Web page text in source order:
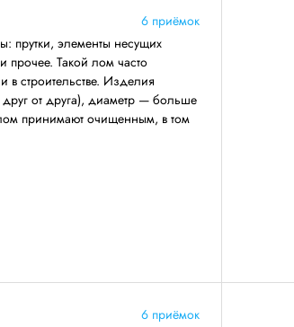
6 приёмок
прутки, элементы несущих
прочее. Такой лом часто
в строительстве. Изделия
от друга), диаметр — больше
принимают очищенным, в том
6 приёмок